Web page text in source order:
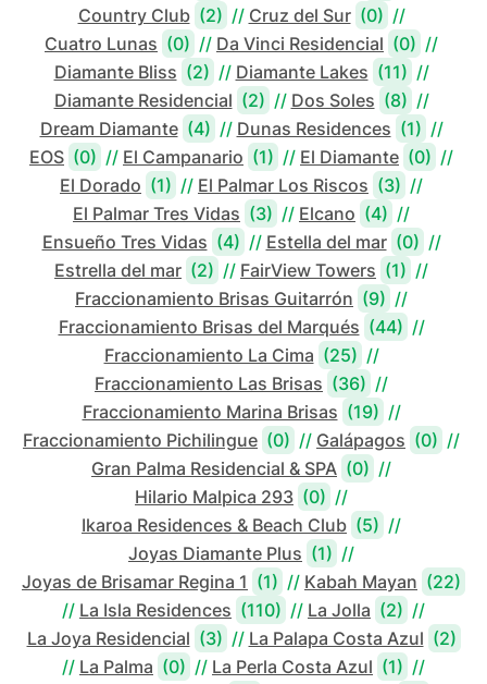
Country Club (2) // Cruz del Sur (0) //
Cuatro Lunas (0) // Da Vinci Residencial (0) //
Diamante Bliss (2) // Diamante Lakes (11) //
Diamante Residencial (2) // Dos Soles (8) //
Dream Diamante (4) // Dunas Residences (1) //
EOS (0) // El Campanario (1) // El Diamante (0) //
El Dorado (1) // El Palmar Los Riscos (3) //
El Palmar Tres Vidas (3) // Elcano (4) //
Ensueño Tres Vidas (4) // Estella del mar (0) //
Estrella del mar (2) // FairView Towers (1) //
Fraccionamiento Brisas Guitarrón (9) //
Fraccionamiento Brisas del Marqués (44) //
Fraccionamiento La Cima (25) //
Fraccionamiento Las Brisas (36) //
Fraccionamiento Marina Brisas (19) //
Fraccionamiento Pichilingue (0) // Galápagos (0) //
Gran Palma Residencial & SPA (0) //
Hilario Malpica 293 (0) //
Ikaroa Residences & Beach Club (5) //
Joyas Diamante Plus (1) //
Joyas de Brisamar Regina 1 (1) // Kabah Mayan (22)
// La Isla Residences (110) // La Jolla (2) //
La Joya Residencial (3) // La Palapa Costa Azul (2)
// La Palma (0) // La Perla Costa Azul (1) //